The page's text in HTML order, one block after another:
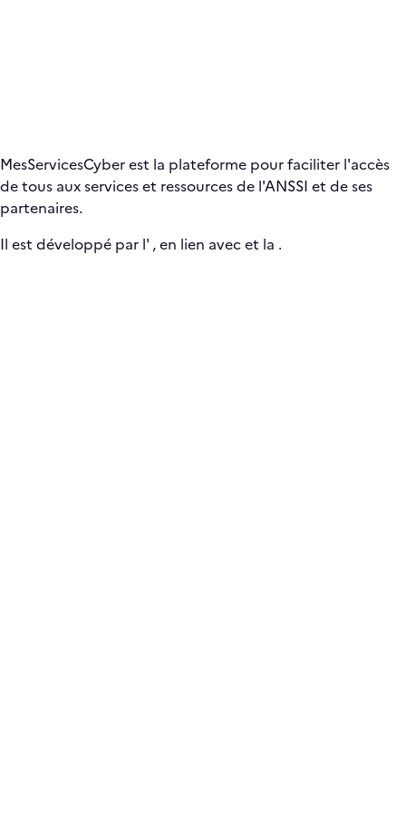
MesServicesCyber est la plateforme pour faciliter l'accès
de tous aux services et ressources de l'ANSSI et de ses
partenaires.
Il est développé par l' , en lien avecet la .